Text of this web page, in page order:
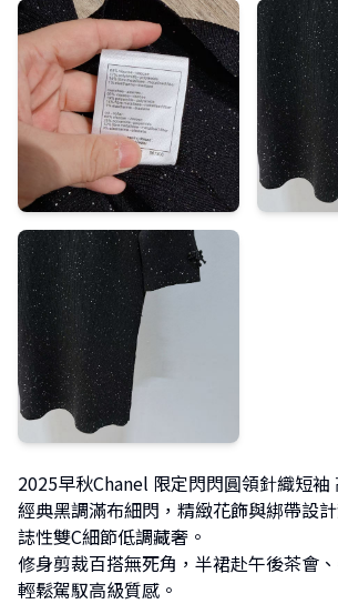
2025早秋Chanel 限定閃閃圓領針織短袖
經典黑調滿布細閃，精緻花飾與綁帶設
誌性雙C細節低調藏奢。
修身剪裁百搭無死角，半裙赴午後茶會
輕鬆駕馭高級質感。